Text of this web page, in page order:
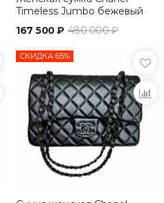
Timeless Jumbo бежевый
167 500 ₽ 480 000 ₽
СКИДКА 65%